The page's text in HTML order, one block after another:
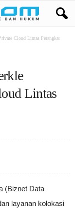
Cloud Lintas Perangkat
Lintas
(Biznet Data
layanan kolokasi